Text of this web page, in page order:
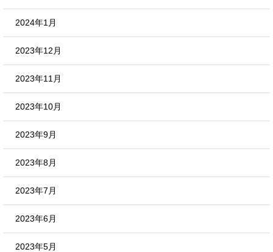
2024年1月
2023年12月
2023年11月
2023年10月
2023年9月
2023年8月
2023年7月
2023年6月
2023年5月